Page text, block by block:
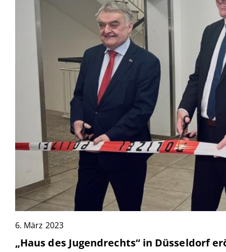
6. März 2023
„Haus des Jugendrechts“ in Düsseldorf